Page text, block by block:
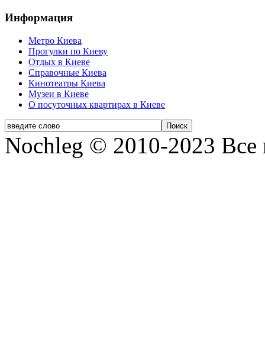
Информация
Метро Киева
Прогулки по Киеву
Отдых в Киеве
Справочные Киева
Кинотеатры Киева
Музеи в Киеве
О посуточных квартирах в Киеве
Nochleg © 2010-2023